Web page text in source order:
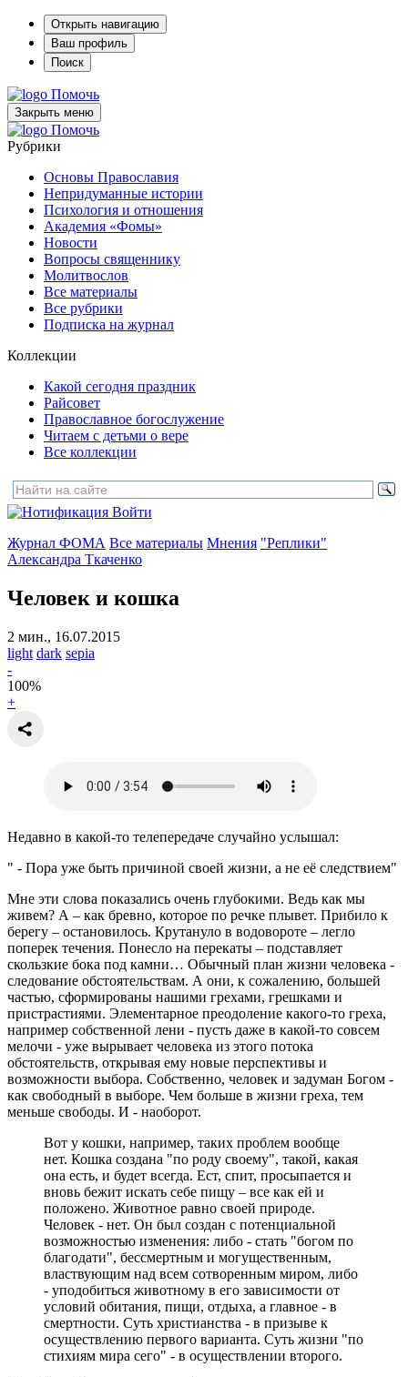
Открыть навигацию
Ваш профиль
Поиск
Помочь
Закрыть меню
Помочь
Рубрики
Основы Православия
Непридуманные истории
Психология и отношения
Академия «Фомы»
Новости
Вопросы священнику
Молитвослов
Все материалы
Все рубрики
Подписка на журнал
Коллекции
Какой сегодня праздник
Райсовет
Православное богослужение
Читаем с детьми о вере
Все коллекции
Войти
Журнал ФОМА Все материалы Мнения "Реплики"
Александра Ткаченко
Человек и кошка
2 мин., 16.07.2015
light dark sepia
-
100%
+
Недавно в какой-то телепередаче случайно услышал:
" - Пора уже быть причиной своей жизни, а не её следствием"
Мне эти слова показались очень глубокими. Ведь как мы
живем? А – как бревно, которое по речке плывет. Прибило к
берегу – остановилось. Крутануло в водовороте – легло
поперек течения. Понесло на перекаты – подставляет
скользкие бока под камни… Обычный план жизни человека -
следование обстоятельствам. А они, к сожалению, большей
частью, сформированы нашими грехами, грешками и
пристрастиями. Элементарное преодоление какого-то греха,
например собственной лени - пусть даже в какой-то совсем
мелочи - уже вырывает человека из этого потока
обстоятельств, открывая ему новые перспективы и
возможности выбора. Собственно, человек и задуман Богом -
как свободный в выборе. Чем больше в жизни греха, тем
меньше свободы. И - наоборот.
Вот у кошки, например, таких проблем вообще
нет. Кошка создана "по роду своему", такой, какая
она есть, и будет всегда. Ест, спит, просыпается и
вновь бежит искать себе пищу – все как ей и
положено. Животное равно своей природе.
Человек - нет. Он был создан с потенциальной
возможностью изменения: либо - стать "богом по
благодати", бессмертным и могущественным,
властвующим над всем сотворенным миром, либо
- уподобиться животному в его зависимости от
условий обитания, пищи, отдыха, а главное - в
смертности. Суть христианства - в призыве к
осуществлению первого варианта. Суть жизни "по
стихиям мира сего" - в осуществлении второго.